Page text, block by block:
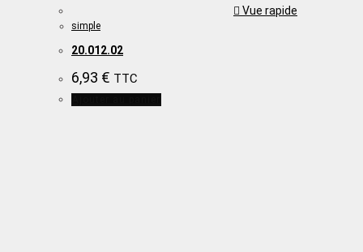
Vue rapide
simple
20.012.02
6,93 € TTC